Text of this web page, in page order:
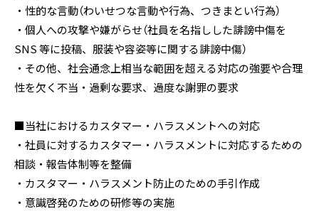
・性的な言動（わいせつな言動や行為、つきまとい行為）
・個人への攻撃や嫌がらせ（社員を名指しした誹謗中傷を
SNS 等に投稿、服装や容姿等に関する誹謗中傷）
・その他、社会通念上相当な範囲を超える対応の強要や合理
性を欠く不当・過剰な要求、過度な謝罪の要求
■当社におけるカスタマー・ハラスメントへの対応
・社員に対するカスタマー・ハラスメントに対応するための
相談・報告体制等を整備
・カスタマー・ハラスメント防止のための手引作成
・意識啓発のための研修等の実施